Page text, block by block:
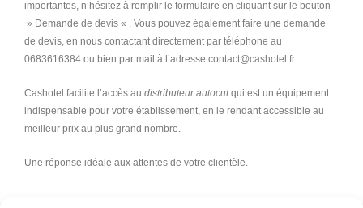
importantes, n’hésitez à remplir le formulaire en cliquant sur le bouton
» Demande de devis « . Vous pouvez également faire une demande
de devis, en nous contactant directement par téléphone au
0683616384 ou bien par mail à l’adresse contact@cashotel.fr.
Cashotel facilite l’accès au distributeur autocutqui est un équipement
indispensable pour votre établissement, en le rendant accessible au
meilleur prix au plus grand nombre.
Une réponse idéale aux attentes de votre clientèle.